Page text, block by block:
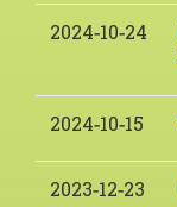
2024-10-24
2024-10-15
2023-12-23